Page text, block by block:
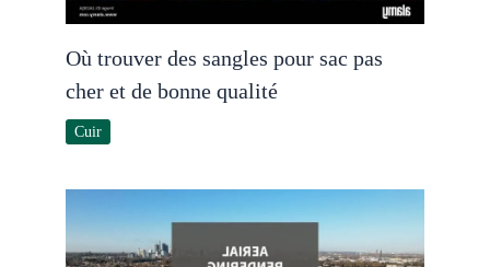
Où trouver des sangles pour sac pas
cher et de bonne qualité
Cuir